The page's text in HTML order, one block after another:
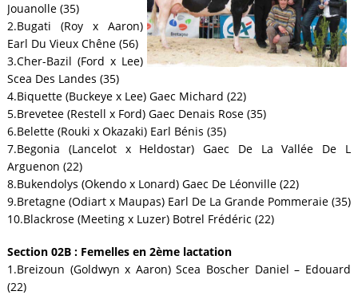
Jouanolle (35)
2.Bugati (Roy x Aaron)
Earl Du Vieux Chêne (56)
3.Cher-Bazil (Ford x Lee)
Scea Des Landes (35)
4.Biquette (Buckeye x Lee) Gaec Michard (22)
5.Brevetee (Restell x Ford) Gaec Denais Rose (35)
6.Belette (Rouki x Okazaki) Earl Bénis (35)
7.Begonia (Lancelot x Heldostar) Gaec De La Vallée De L
Arguenon (22)
8.Bukendolys (Okendo x Lonard) Gaec De Léonville (22)
9.Bretagne (Odiart x Maupas) Earl De La Grande Pommeraie (35)
10.Blackrose (Meeting x Luzer) Botrel Frédéric (22)
Section 02B : Femelles en 2ème lactation
1.Breizoun (Goldwyn x Aaron) Scea Boscher Daniel – Edouard
(22)